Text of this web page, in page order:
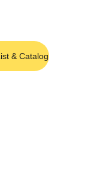
& Catalog